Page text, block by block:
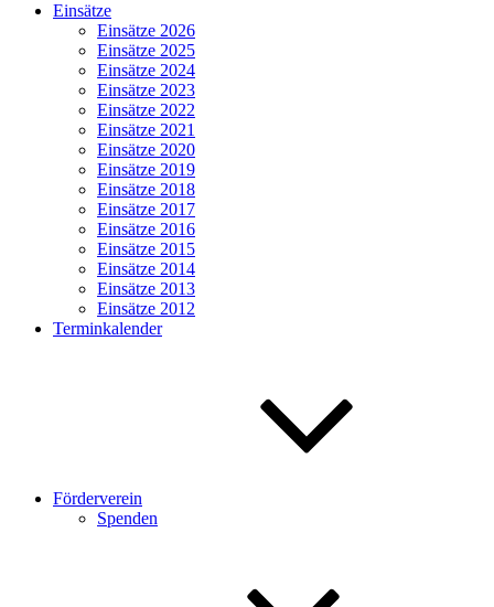
Einsätze
Einsätze 2026
Einsätze 2025
Einsätze 2024
Einsätze 2023
Einsätze 2022
Einsätze 2021
Einsätze 2020
Einsätze 2019
Einsätze 2018
Einsätze 2017
Einsätze 2016
Einsätze 2015
Einsätze 2014
Einsätze 2013
Einsätze 2012
Terminkalender
Förderverein
Spenden